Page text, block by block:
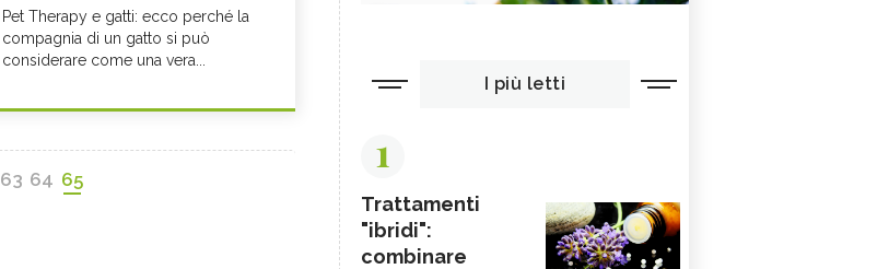
Pet Therapy e gatti: ecco perché la
compagnia di un gatto si può
considerare come una vera...
63 64 65
I più letti
1
Trattamenti
"ibridi":
combinare